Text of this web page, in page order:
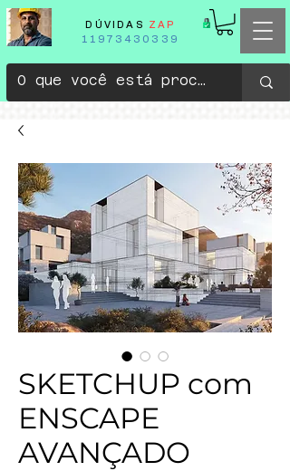
DÚVIDAS ZAP
11973430339
SKETCHUP com
ENSCAPE
AVANÇADO